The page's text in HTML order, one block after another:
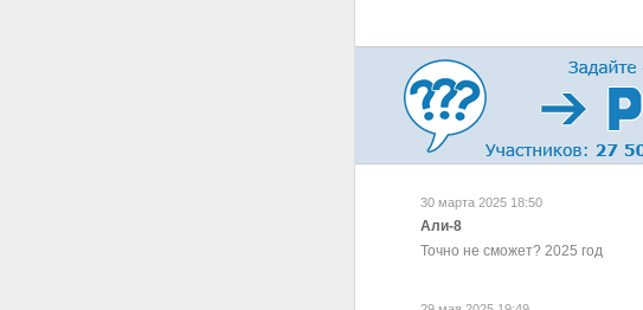
30 марта 2025 18:50
Али-8
Точно не сможет? 2025 год